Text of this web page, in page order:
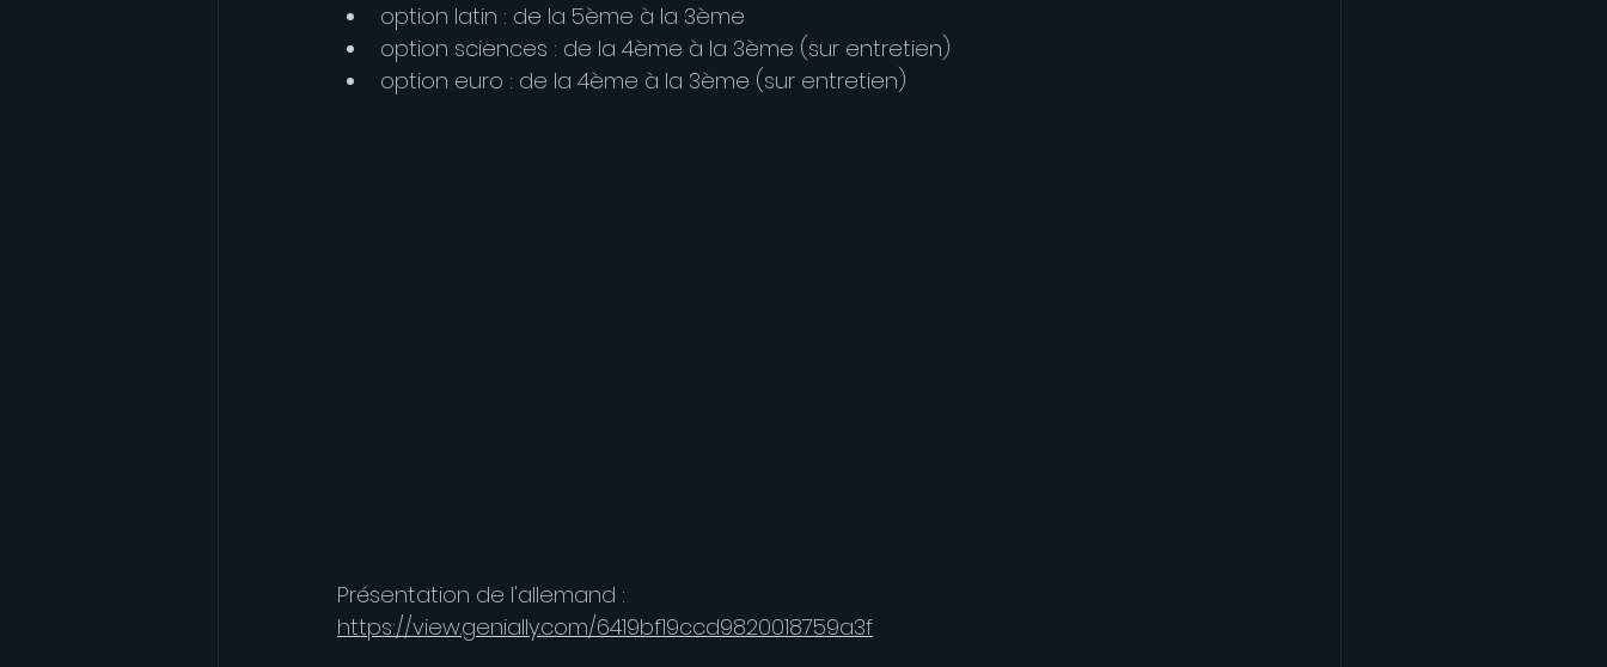
option latin : de la 5ème à la 3ème
option sciences : de la 4ème à la 3ème (sur entretien)
option euro : de la 4ème à la 3ème (sur entretien)
Présentation de l'allemand :
https://view.genially.com/6419bf19ccd9820018759a3f